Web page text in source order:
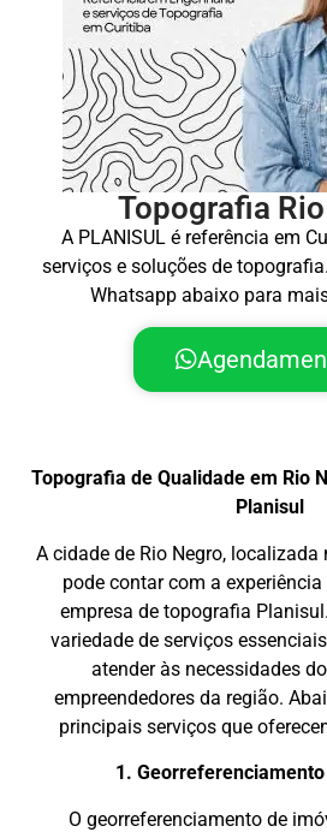
Topografia
A PLANISUL é referência em
serviços e soluções de
Whatsapp abaixo para
Topografia de Qualidade em Rio
Planisul
A cidade de Rio Negro, localizada
pode contar com a
empresa de topografia
variedade de serviços
atender às necessidades
empreendedores da região.
principais serviços que
1.
O georreferenciamento de